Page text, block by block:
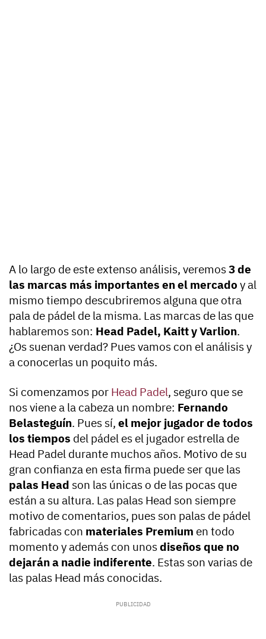
A lo largo de este extenso análisis, veremos3 de
las marcas más importantes en el mercado y al
mismo tiempo descubriremos alguna que otra
pala de pádel de la misma. Las marcas de las que
hablaremos son: Head Padel, Kaitt y Varlion.
¿Os suenan verdad? Pues vamos con el análisis y
a conocerlas un poquito más.
Si comenzamos por Head Padel, seguro que se
nos viene a la cabeza un nombre: Fernando
Belasteguín. Pues sí, el mejor jugador de todos
los tiempos del pádel es el jugador estrella de
Head Padel durante muchos años. Motivo de su
gran confianza en esta firma puede ser que las
palas Head son las únicas o de las pocas que
están a su altura. Las palas Head son siempre
motivo de comentarios, pues son palas de pádel
fabricadas con materiales Premium en todo
momento y además con unosdiseños que no
dejarán a nadie indiferente. Estas son varias de
las palas Head más conocidas.